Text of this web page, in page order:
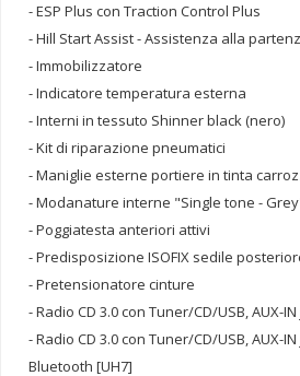
- ESP Plus con Traction Control Plus
- Hill Start Assist - Assistenza alla
- Immobilizzatore
- Indicatore temperatura esterna
- Interni in tessuto Shinner black (nero)
- Kit di riparazione pneumatici
- Maniglie esterne portiere in tinta
- Modanature interne "Single tone -
- Poggiatesta anteriori attivi
- Predisposizione ISOFIX sedile
- Pretensionatore cinture
- Radio CD 3.0 con Tuner/CD/USB, AUX-
- Radio CD 3.0 con Tuner/CD/USB, AUX-
Bluetooth [UH7]